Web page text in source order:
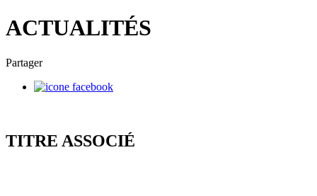
ACTUALITÉS
Partager
TITRE ASSOCIÉ